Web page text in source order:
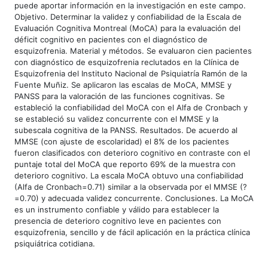
puede aportar información en la investigación en este campo.
Objetivo. Determinar la validez y confiabilidad de la Escala de
Evaluación Cognitiva Montreal (MoCA) para la evaluación del
déficit cognitivo en pacientes con el diagnóstico de
esquizofrenia. Material y métodos. Se evaluaron cien pacientes
con diagnóstico de esquizofrenia reclutados en la Clínica de
Esquizofrenia del Instituto Nacional de Psiquiatría Ramón de la
Fuente Muñiz. Se aplicaron las escalas de MoCA, MMSE y
PANSS para la valoración de las funciones cognitivas. Se
estableció la confiabilidad del MoCA con el Alfa de Cronbach y
se estableció su validez concurrente con el MMSE y la
subescala cognitiva de la PANSS. Resultados. De acuerdo al
MMSE (con ajuste de escolaridad) el 8% de los pacientes
fueron clasificados con deterioro cognitivo en contraste con el
puntaje total del MoCA que reporto 69% de la muestra con
deterioro cognitivo. La escala MoCA obtuvo una confiabilidad
(Alfa de Cronbach=0.71) similar a la observada por el MMSE (?
=0.70) y adecuada validez concurrente. Conclusiones. La MoCA
es un instrumento confiable y válido para establecer la
presencia de deterioro cognitivo leve en pacientes con
esquizofrenia, sencillo y de fácil aplicación en la práctica clínica
psiquiátrica cotidiana.